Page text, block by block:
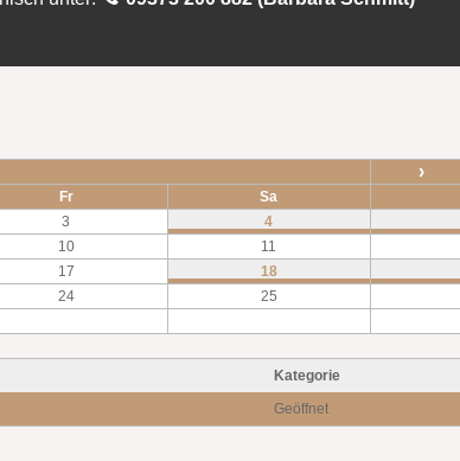
›
Fr Sa
3 4
10 11
17 18
24 25
Kategorie
Geöffnet